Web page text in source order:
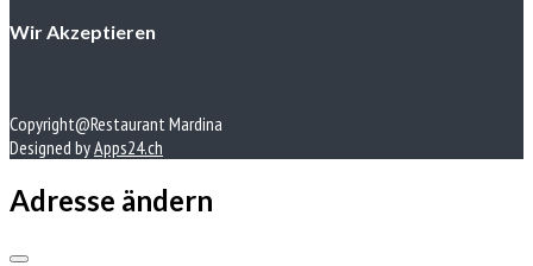
Wir Akzeptieren
Copyright@Restaurant Mardina
Designed byApps24.ch
Adresse ändern